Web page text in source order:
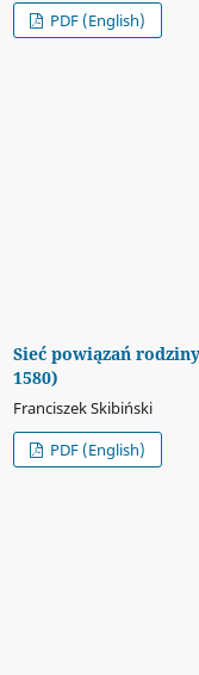
PDF (English)
Sieć powiązań
1580)
Franciszek Skibiński
PDF (English)